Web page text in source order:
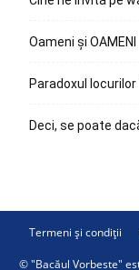
Oameni și OAMENI
Paradoxul
Deci, se poate
Termeni și condiții
© "Bacăul Vorbeste"